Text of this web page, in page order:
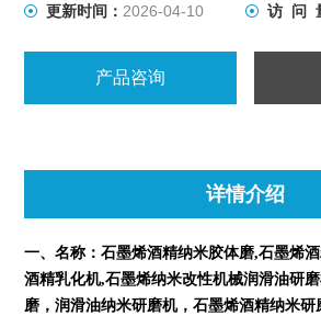
更新时间： 2026-04-10 访 问
产品咨询
详情介绍
一、名称：石墨烯酒精纳米胶体磨,石墨烯
酒精乳化机,石墨烯纳米改性机械润滑油研
磨，润滑油纳米研磨机，石墨烯酒精纳米研